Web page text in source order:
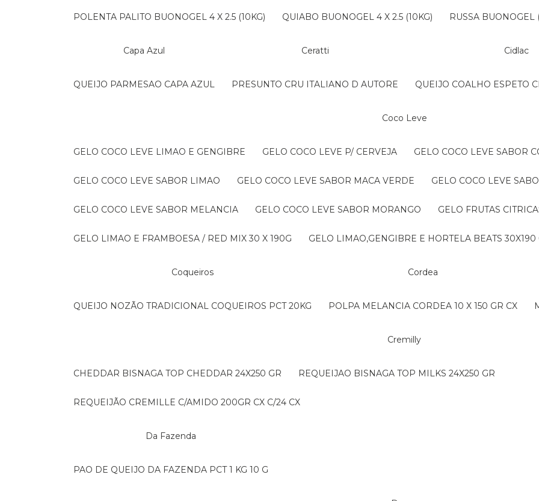
POLENTA PALITO BUONOGEL 4 X 2.5 (10KG) QUIABO BUONOGEL 4 X 2.5 (10KG) RUSSA
Capa Azul
QUEIJO PARMESAO CAPA AZUL
Ceratti
PRESUNTO CRU ITALIANO D AUTORE
Cidlac
QUEIJO COALHO ESPETO
Coco Leve
GELO COCO LEVE LIMAO E GENGIBRE GELO COCO LEVE P/ CERVEJA GELO COCO LEVE SABOR
GELO COCO LEVE SABOR LIMAO GELO COCO LEVE SABOR MACA VERDE GELO COCO LEVE
GELO COCO LEVE SABOR MELANCIA GELO COCO LEVE SABOR MORANGO GELO FRUTAS
GELO LIMAO E FRAMBOESA / RED MIX 30 X 190G GELO LIMAO,GENGIBRE E HORTELA BEATS 30X190
Coqueiros
QUEIJO NOZÃO TRADICIONAL COQUEIROS PCT 20KG
Cordea
POLPA MELANCIA CORDEA 10 X 150 GR CX
Cremilly
CHEDDAR BISNAGA TOP CHEDDAR 24X250 GR REQUEIJAO BISNAGA TOP MILKS 24X250 GR
REQUEIJÃO CREMILLE C/AMIDO 200GR CX C/24 CX
Da Fazenda
PAO DE QUEIJO DA FAZENDA PCT 1 KG 10 G